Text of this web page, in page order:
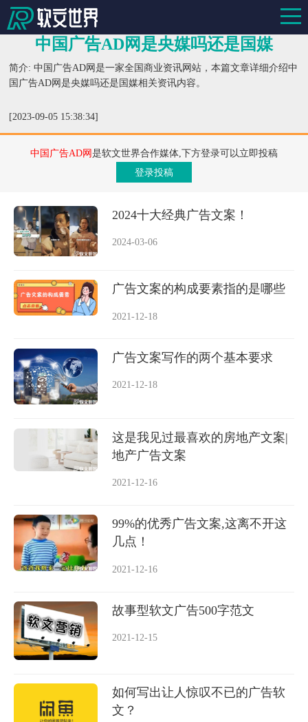
中国广告AD网是央媒吗还是国媒
简介: 中国广告AD网是一家全国商业资讯网站，本篇文章详细介绍中
国广告AD网是央媒吗还是国媒相关资讯内容。
[2023-09-05 15:38:34]
中国广告AD网是软文世界合作媒体,下方登录可以立即投稿
登录投稿
2024十大经典广告文案！
2024-03-06
广告文案的构成要素指的是哪些
2021-12-18
广告文案写作的两个基本要求
2021-12-18
这是我见过最喜欢的房地产文案|
地产广告文案
2021-12-16
99%的优秀广告文案,这离不开这
几点！
2021-12-16
故事型软文广告500字范文
2021-12-15
如何写出让人惊叹不已的广告软
文？